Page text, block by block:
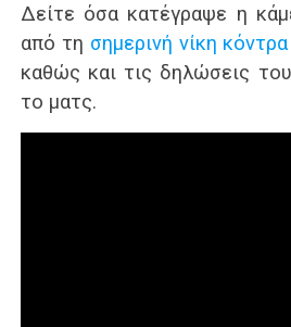
Δείτε όσα κατέγραψε η
από τη σημερινή νίκη
καθώς και τις δηλώσεις
το ματς.